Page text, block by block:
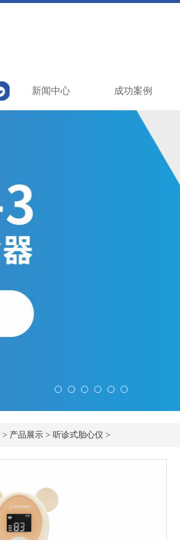
新闻中心 成功案例
> 产品展示 > 听诊式胎心仪 >